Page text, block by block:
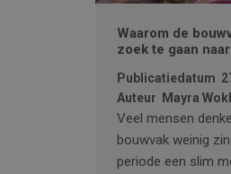
Waarom de
zoek te gaan
Publicatiedatum
Auteur
Mayra
Veel mensen
bouwvak weinig
periode een slim